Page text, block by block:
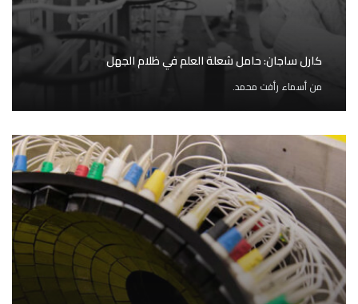
كارل ساجان: حامل شعلة العلم في ظلام الجهل
منأسماء رأفت محمد.